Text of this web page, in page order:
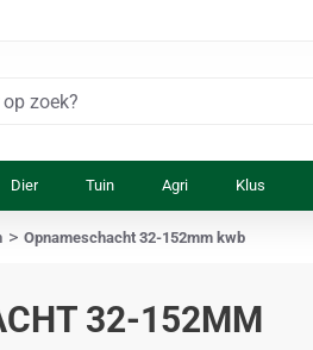
Dier Tuin Agri Klus
32-152MM
Opnameschacht 32-152mm kwb